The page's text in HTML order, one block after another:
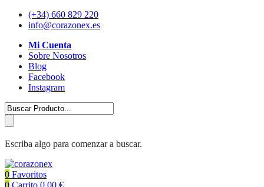
(+34) 660 829 220
info@corazonex.es
Mi Cuenta
Sobre Nosotros
Blog
Facebook
Instagram
Escriba algo para comenzar a buscar.
0 Favoritos
0 Carrito 0,00 €